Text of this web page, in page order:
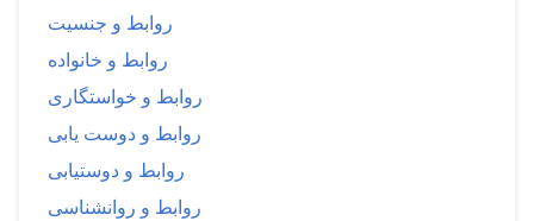
روابط و جنسیت
روابط و خانواده
روابط و خواستگاری
روابط و دوست یابی
روابط و دوستیابی
روابط و روانشناسی